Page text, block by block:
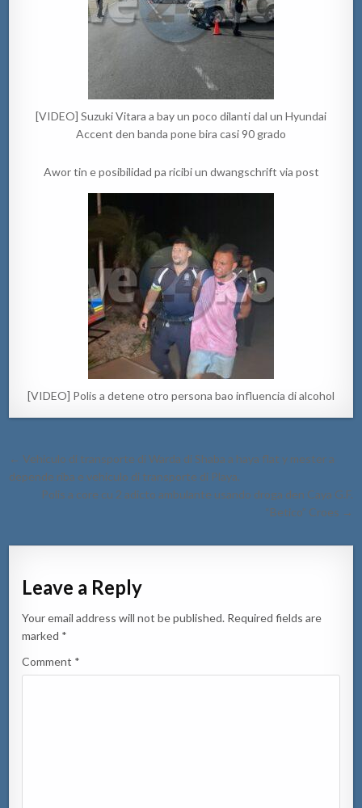
[VIDEO] Suzuki Vitara a bay un poco dilanti dal un Hyundai
Accent den banda pone bira casi 90 grado
Awor tin e posibilidad pa ricibi un dwangschrift via post
[VIDEO] Polis a detene otro persona bao influencia di alcohol
Post
navigation
← Vehiculo di transporte di Warda di Shaba a haya flat y mester a
depende riba e vehiculo di transporte di Playa.
Polis a core cu 2 adicto ambulante usando droga den Caya G.F.
“Betico” Croes →
Leave a Reply
Your email address will not be published. Required fields are
marked *
Comment *